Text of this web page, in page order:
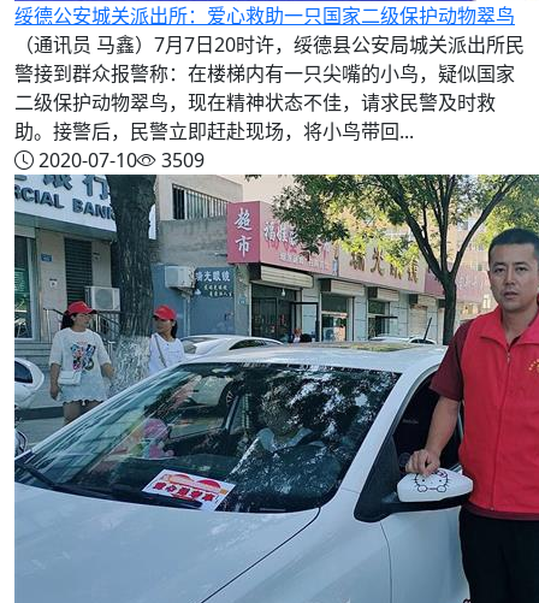
绥德公安城关派出所：爱心救助一只国家二级保护动物翠鸟
（通讯员 马鑫）7月7日20时许，绥德县公安局城关派出所民
警接到群众报警称：在楼梯内有一只尖嘴的小鸟，疑似国家
二级保护动物翠鸟，现在精神状态不佳，请求民警及时救
助。接警后，民警立即赶赴现场，将小鸟带回...
2020-07-10
3509